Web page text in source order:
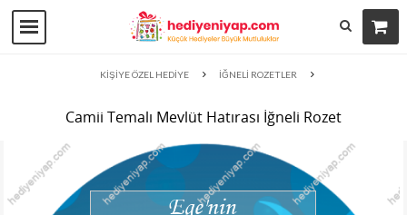
KİŞİYE ÖZEL HEDİYE İĞNELİ ROZETLER
Camii Temalı Mevlüt Hatırası İğneli Rozet